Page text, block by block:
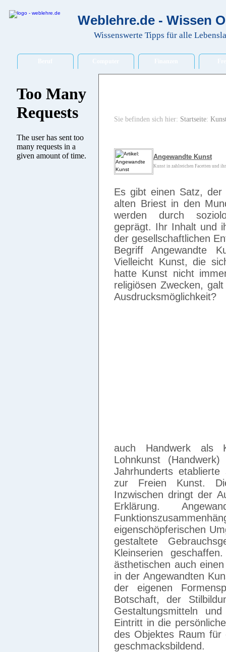
Weblehre.de - Wissen
Wissenswerte Tipps für alle
Sie befinden sich hier: Startseite:
Angewandte Kunst
Kunst in zahlreichen Facetten und
Es gibt einen Satz,
alten Briest in den
werden durch
geprägt. Ihr Inhalt und
der gesellschaftlichen
Begriff Angewandte
Vielleicht Kunst, die
hatte Kunst nicht
religiösen Zwecken,
Ausdrucksmöglichkeit?
auch Handwerk als
Lohnkunst
Jahrhunderts
zur Freien Kunst.
Inzwischen dringt der
Erklärung.
eigenschöpferischen
gestaltete
Kleinserien
ästhetischen auch
in der Angewandten
der eigenen
Botschaft, der
Gestaltungsmitteln
Eintritt in die
des Objektes Raum für
geschmacksbildend.